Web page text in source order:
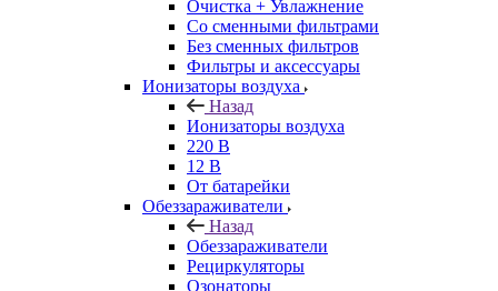
Очистка + Увлажнение
Cо сменными фильтрами
Без сменных фильтров
Фильтры и аксессуары
Ионизаторы воздуха
Назад
Ионизаторы воздуха
220 В
12 В
От батарейки
Обеззараживатели
Назад
Обеззараживатели
Рециркуляторы
Озонаторы